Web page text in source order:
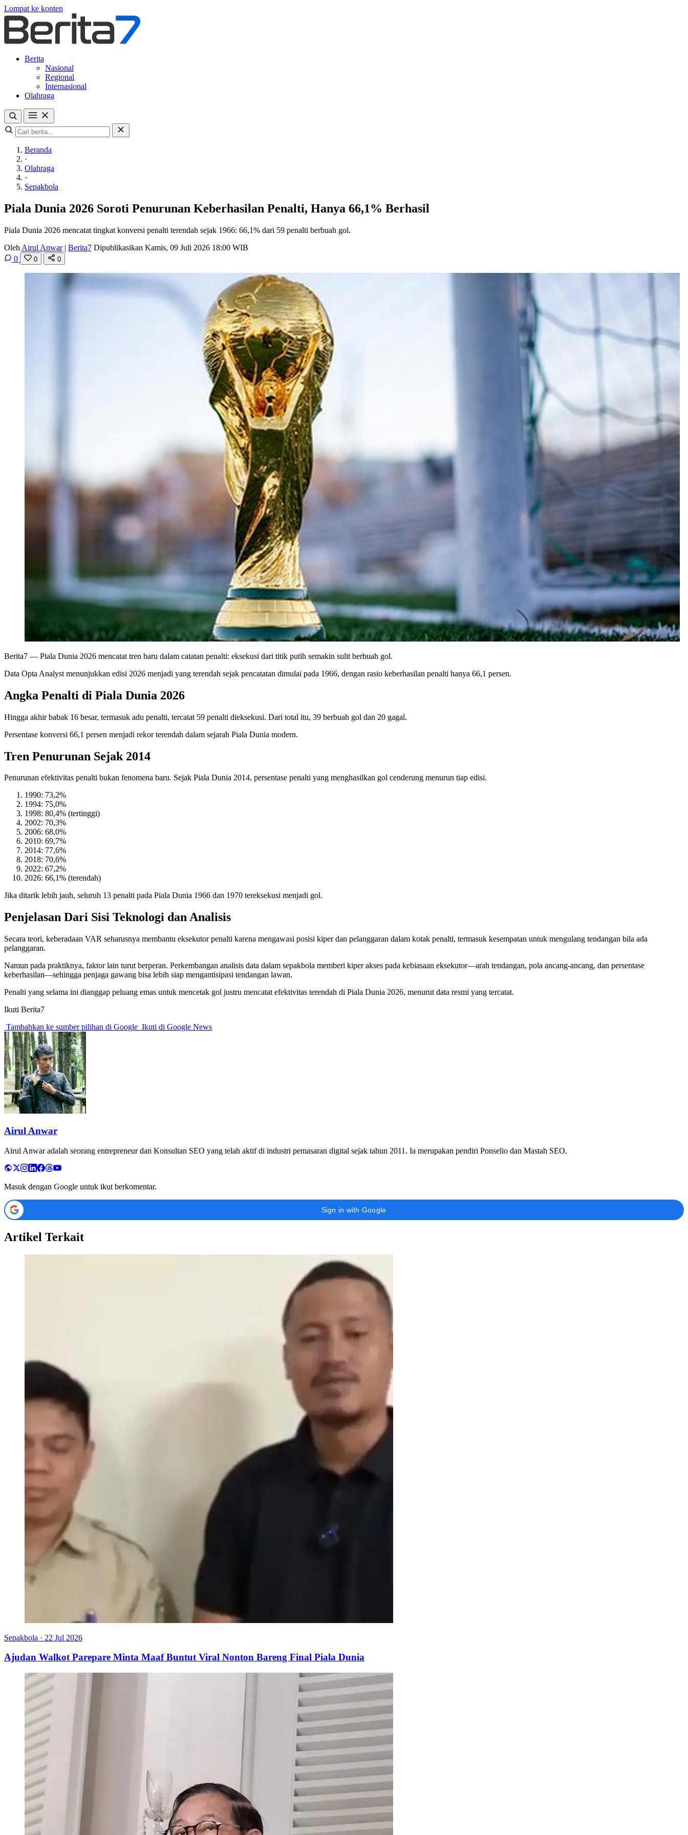
Lompat ke konten
Berita
Nasional
Regional
Internasional
Olahraga
Beranda
·
Olahraga
·
Sepakbola
Piala Dunia 2026 Soroti Penurunan Keberhasilan Penalti, Hanya 66,1% Berhasil
Piala Dunia 2026 mencatat tingkat konversi penalti terendah sejak 1966: 66,1% dari 59 penalti berbuah gol.
Oleh Airul Anwar | Berita7 Dipublikasikan Kamis, 09 Juli 2026 18:00 WIB
0
0 0
Berita7 — Piala Dunia 2026 mencatat tren baru dalam catatan penalti: eksekusi dari titik putih semakin sulit berbuah gol.
Data Opta Analyst menunjukkan edisi 2026 menjadi yang terendah sejak pencatatan dimulai pada 1966, dengan rasio keberhasilan penalti hanya 66,1 persen.
Angka Penalti di Piala Dunia 2026
Hingga akhir babak 16 besar, termasuk adu penalti, tercatat 59 penalti dieksekusi. Dari total itu, 39 berbuah gol dan 20 gagal.
Persentase konversi 66,1 persen menjadi rekor terendah dalam sejarah Piala Dunia modern.
Tren Penurunan Sejak 2014
Penurunan efektivitas penalti bukan fenomena baru. Sejak Piala Dunia 2014, persentase penalti yang menghasilkan gol cenderung menurun tiap edisi.
1990: 73,2%
1994: 75,0%
1998: 80,4% (tertinggi)
2002: 70,3%
2006: 68,0%
2010: 69,7%
2014: 77,6%
2018: 70,6%
2022: 67,2%
2026: 66,1% (terendah)
Jika ditarik lebih jauh, seluruh 13 penalti pada Piala Dunia 1966 dan 1970 tereksekusi menjadi gol.
Penjelasan Dari Sisi Teknologi dan Analisis
Secara teori, keberadaan VAR seharusnya membantu eksekutor penalti karena mengawasi posisi kiper dan pelanggaran dalam kotak penalti, termasuk kesempatan untuk mengulang tendangan bila ada
pelanggaran.
Namun pada praktiknya, faktor lain turut berperan. Perkembangan analisis data dalam sepakbola memberi kiper akses pada kebiasaan eksekutor—arah tendangan, pola ancang-ancang, dan persentase
keberhasilan—sehingga penjaga gawang bisa lebih siap mengantisipasi tendangan lawan.
Penalti yang selama ini dianggap peluang emas untuk mencetak gol justru mencatat efektivitas terendah di Piala Dunia 2026, menurut data resmi yang tercatat.
Ikuti Berita7
Tambahkan ke sumber pilihan di Google Ikuti di Google News
Airul Anwar
Airul Anwar adalah seorang entrepreneur dan Konsultan SEO yang telah aktif di industri pemasaran digital sejak tahun 2011. Ia merupakan pendiri Ponselio dan Mastah SEO.
Masuk dengan Google untuk ikut berkomentar.
Sign in with Google
Artikel Terkait
Sepakbola · 22 Jul 2026
Ajudan Walkot Parepare Minta Maaf Buntut Viral Nonton Bareng Final Piala Dunia